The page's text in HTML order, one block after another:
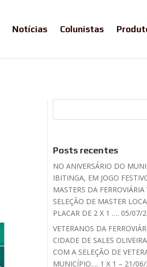
Notícias Colunistas
Posts recentes
NO ANIVERSÁRIO DO
IBITINGA, EM JOGO
MASTERS DA
SELEÇÃO DE MASTER
PLACAR DE 2 X 1 …. 05/07/
VETERANOS DA
CIDADE DE SALES
COM A SELEÇÃO DE
MUNICÍPIO…. 1 X 1 – 21/